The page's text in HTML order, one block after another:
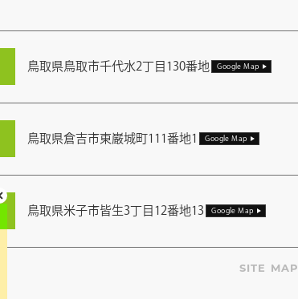
鳥取県鳥取市千代水2丁目130番地 Google Map
鳥取県倉吉市東巌城町111番地1 Google Map
鳥取県米子市皆生3丁目12番地13 Google Map
SITE MAP